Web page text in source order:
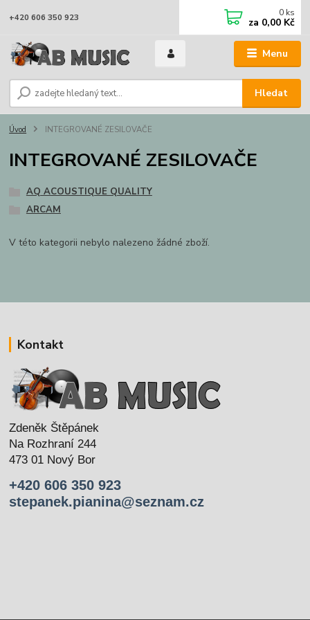
Menu
Hledat
+420 606 350 923 0 ks
za 0,00 Kč
Úvod INTEGROVANÉ ZESILOVAČE
INTEGROVANÉ ZESILOVAČE
AQ ACOUSTIQUE QUALITY
ARCAM
V této kategorii nebylo nalezeno žádné zboží.
Kontakt
Zdeněk Štěpánek
Na Rozhraní 244
473 01 Nový Bor
+420 606 350 923
stepanek.pianina@seznam.cz